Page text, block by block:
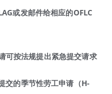
或发邮件给相应的OFLC
可按法规提出紧急提交请求
交的季节性劳工申请（H-